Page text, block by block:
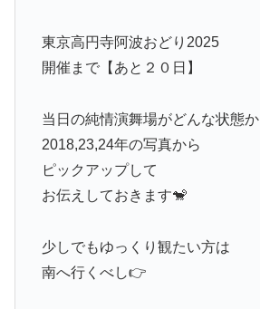
東京高円寺阿波おどり2025
開催まで【あと２０日】
当日の純情演舞場がどんな状態か
2018,23,24年の写真から
ピックアップして
お伝えしておきます🐒
少しでもゆっくり観たい方は
南へ行くべし👉